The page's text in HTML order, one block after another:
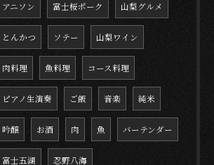
アニソン 富士桜ポーク 山梨グルメ
とんかつ ソテー 山梨ワイン
肉料理 魚料理 コース料理
ピアノ生演奏 ご飯 音楽 純米
吟醸 お酒 肉 魚 バーテンダー
富士五湖 忍野八海